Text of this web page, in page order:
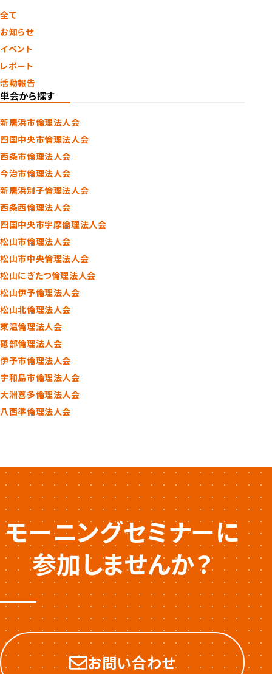
全て
お知らせ
イベント
レポート
活動報告
単会から探す
新居浜市倫理法人会
四国中央市倫理法人会
西条市倫理法人会
今治市倫理法人会
新居浜別子倫理法人会
西条西倫理法人会
四国中央市宇摩倫理法人会
松山市倫理法人会
松山市中央倫理法人会
松山にぎたつ倫理法人会
松山伊予倫理法人会
松山北倫理法人会
東温倫理法人会
砥部倫理法人会
伊予市倫理法人会
宇和島市倫理法人会
大洲喜多倫理法人会
八西準倫理法人会
モーニングセミナーに
参加しませんか？
お問い合わせ